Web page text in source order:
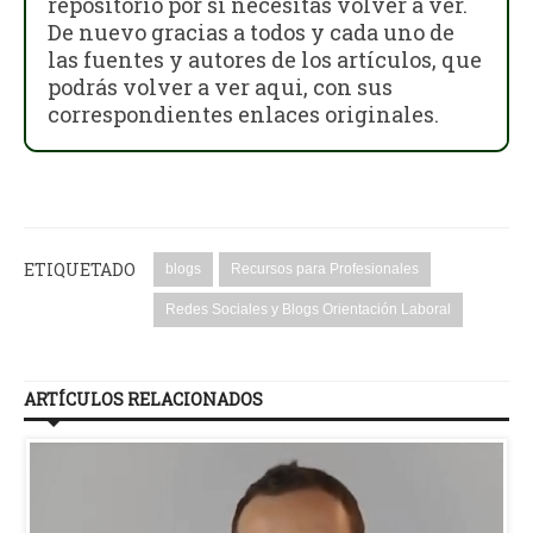
De nuevo gracias a todos y cada uno de
las fuentes y autores de los artículos, que
podrás volver a ver aqui, con sus
correspondientes enlaces originales.
ETIQUETADO blogs Recursos para Profesionales
Redes Sociales y Blogs Orientación Laboral
ARTÍCULOS RELACIONADOS